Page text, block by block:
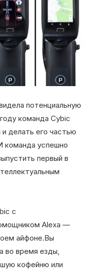
потенциальную
команда Cybic
делать его частью
команда успешно
первый в
с
Alexa —
айфоне.Вы
во время езды,
кофейню или